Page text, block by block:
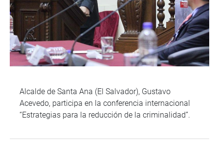
Alcalde de Santa Ana (El Salvador), Gustavo
Acevedo, participa en la conferencia internacional
“Estrategias para la reducción de la criminalidad”.